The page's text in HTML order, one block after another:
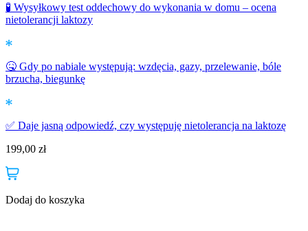
🧪 Wysyłkowy test oddechowy do wykonania w domu – ocena
nietolerancji laktozy
🤒 Gdy po nabiale występują: wzdęcia, gazy, przelewanie, bóle
brzucha, biegunkę
✅ Daje jasną odpowiedź, czy występuję nietolerancja na laktozę
199,00 zł
Dodaj do koszyka